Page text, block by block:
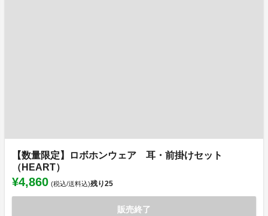
【数量限定】ロボホンウェア 耳・前掛けセット
（HEART）
¥4,860 (税込/送料込)残り25
販売終了